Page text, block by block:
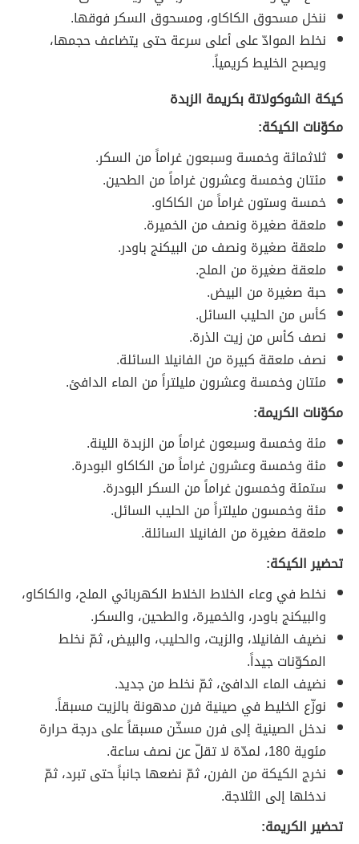
ننخل مسحوق الكاكاو، ومسحوق السكر فوقها.
نخلط الموادّ على أعلى سرعة حتى يتضاعف حجمها،
ويصبح الخليط كريمياً.
كيكة الشوكولاتة بكريمة الزبدة
مكوّنات الكيكة:
ثلاثمائة وخمسة وسبعون غراماً من السكر.
مئتان وخمسة وعشرون غراماً من الطحين.
خمسة وستون غراماً من الكاكاو.
ملعقة صغيرة ونصف من الخميرة.
ملعقة صغيرة ونصف من البيكنج باودر.
ملعقة صغيرة من الملح.
حبة صغيرة من البيض.
كأس من الحليب السائل.
نصف كأس من زيت الذرة.
نصف ملعقة كبيرة من الفانيلا السائلة.
مئتان وخمسة وعشرون مليلتراً من الماء الدافئ.
مكوّنات الكريمة:
مئة وخمسة وسبعون غراماً من الزبدة اللينة.
مئة وخمسة وعشرون غراماً من الكاكاو البودرة.
ستمئة وخمسون غراماً من السكر البودرة.
مئة وخمسون مليلتراً من الحليب السائل.
ملعقة صغيرة من الفانيلا السائلة.
تحضير الكيكة:
نخلط في وعاء الخلاط الخلاط الكهربائي الملح، والكاكاو،
والبيكنج باودر، والخميرة، والطحين، والسكر.
نضيف الفانيلا، والزيت، والحليب، والبيض، ثمّ نخلط
المكوّنات جيداً.
نضيف الماء الدافئ، ثمّ نخلط من جديد.
نوزّع الخليط في صينية فرن مدهونة بالزيت مسبقاً.
ندخل الصينية إلى فرن مسخّن مسبقاً على درجة حرارة
مئوية 180، لمدّة لا تقلّ عن نصف ساعة.
نخرج الكيكة من الفرن، ثمّ نضعها جانباً حتى تبرد، ثمّ
ندخلها إلى الثلاجة.
تحضير الكريمة: